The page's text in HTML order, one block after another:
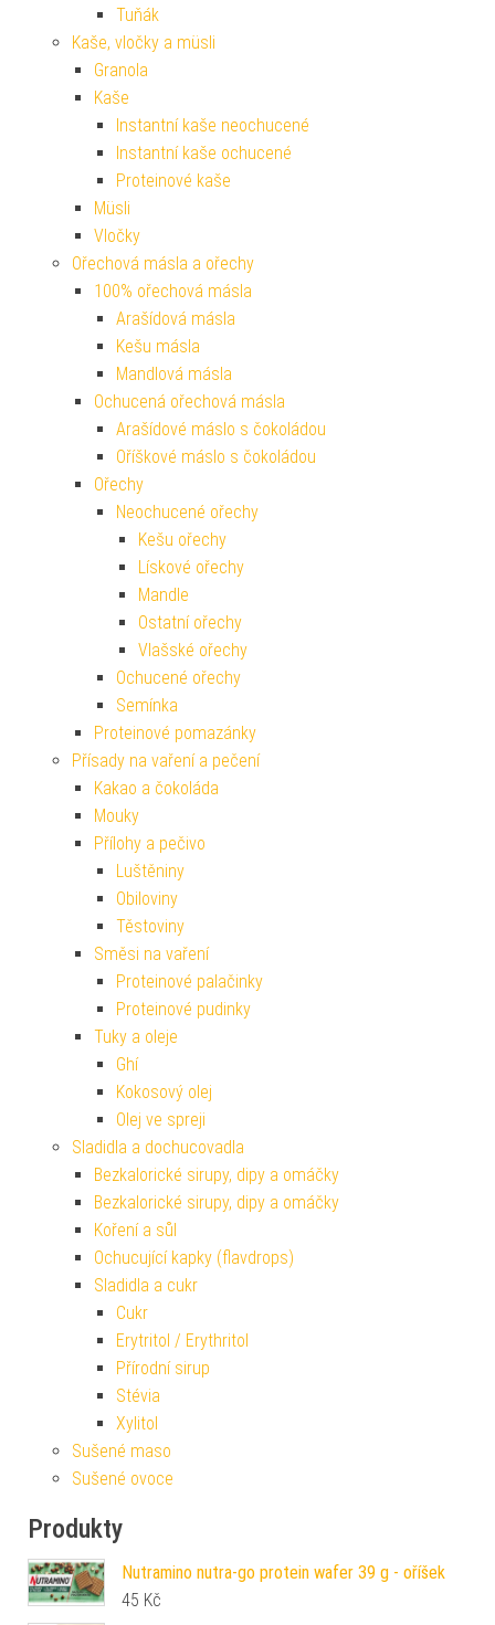
Tuňák
Kaše, vločky a müsli
Granola
Kaše
Instantní kaše neochucené
Instantní kaše ochucené
Proteinové kaše
Müsli
Vločky
Ořechová másla a ořechy
100% ořechová másla
Arašídová másla
Kešu másla
Mandlová másla
Ochucená ořechová másla
Arašídové máslo s čokoládou
Oříškové máslo s čokoládou
Ořechy
Neochucené ořechy
Kešu ořechy
Lískové ořechy
Mandle
Ostatní ořechy
Vlašské ořechy
Ochucené ořechy
Semínka
Proteinové pomazánky
Přísady na vaření a pečení
Kakao a čokoláda
Mouky
Přílohy a pečivo
Luštěniny
Obiloviny
Těstoviny
Směsi na vaření
Proteinové palačinky
Proteinové pudinky
Tuky a oleje
Ghí
Kokosový olej
Olej ve spreji
Sladidla a dochucovadla
Bezkalorické sirupy, dipy a omáčky
Bezkalorické sirupy, dipy a omáčky
Koření a sůl
Ochucující kapky (flavdrops)
Sladidla a cukr
Cukr
Erytritol / Erythritol
Přírodní sirup
Stévia
Xylitol
Sušené maso
Sušené ovoce
Produkty
Nutramino nutra-go protein wafer 39 g - oříšek
45 Kč